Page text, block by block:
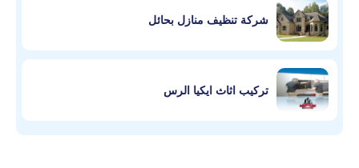
شركة تنظيف منازل بحائل
تركيب اثاث ايكيا الرس